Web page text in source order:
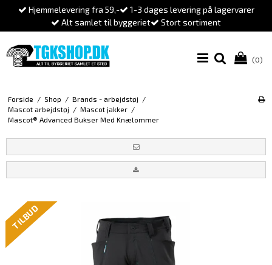
Hjemmelevering fra 59,-
1-3 dages levering på lagervarer
Alt samlet til byggeriet
Stort sortiment
(0)
Forside / Shop / Brands - arbejdstøj /
Mascot arbejdstøj / Mascot jakker /
Mascot® Advanced Bukser Med Knælommer
TILBUD